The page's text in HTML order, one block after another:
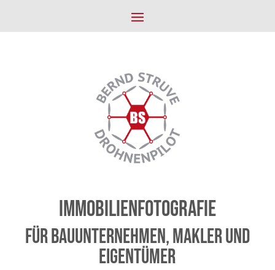
Immobilienfotografie
Für Bauunternehmen, Makler und
Eigentümer